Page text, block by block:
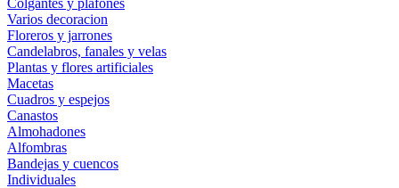
Colgantes y plafones
Varios decoracion
Floreros y jarrones
Candelabros, fanales y velas
Plantas y flores artificiales
Macetas
Cuadros y espejos
Canastos
Almohadones
Alfombras
Bandejas y cuencos
Individuales